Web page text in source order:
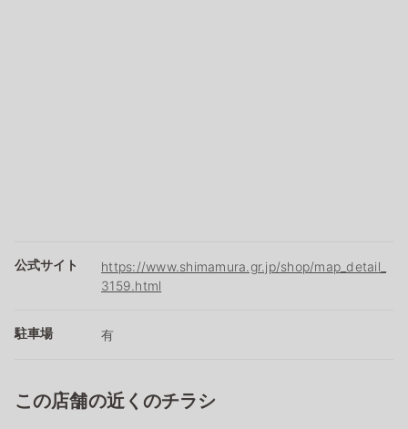
公式サイト
https://www.shimamura.gr.jp/shop/map_detail_
3159.html
駐車場 有
この店舗の近くのチラシ